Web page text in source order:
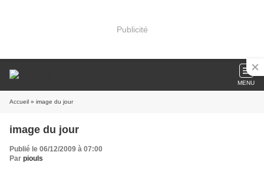
Publicité
MENU
Accueil » image du jour
image du jour
Publié le 06/12/2009 à 07:00
Par piouls